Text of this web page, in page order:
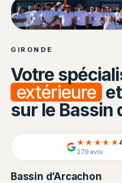
Équipe ISO&FACE Gironde
GIRONDE
Votre
extérieure
sur le Bassin
★★★★★
279 avis
Bassin d’Arcachon